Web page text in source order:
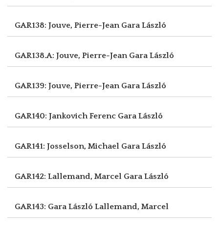
GAR138: Jouve, Pierre-Jean Gara László
GAR138.A: Jouve, Pierre-Jean Gara László
GAR139: Jouve, Pierre-Jean Gara László
GAR140: Jankovich Ferenc Gara László
GAR141: Josselson, Michael Gara László
GAR142: Lallemand, Marcel Gara László
GAR143: Gara László Lallemand, Marcel